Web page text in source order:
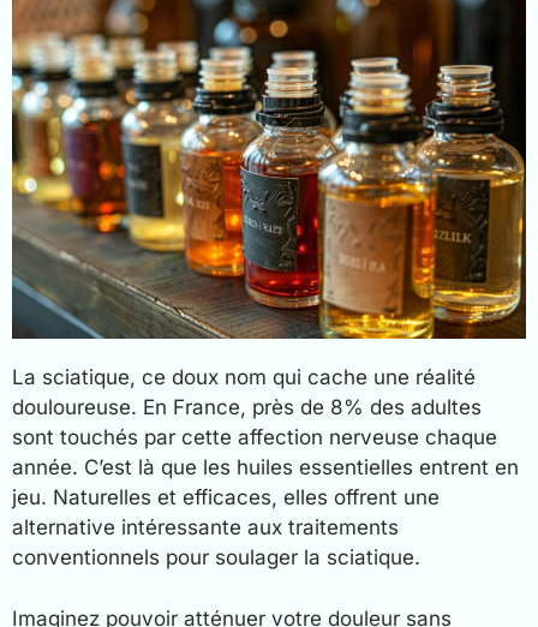
La sciatique, ce doux nom qui cache une réalité
douloureuse. En France, près de 8% des adultes
sont touchés par cette affection nerveuse chaque
année. C’est là que les huiles essentielles entrent en
jeu. Naturelles et efficaces, elles offrent une
alternative intéressante aux traitements
conventionnels pour soulager la sciatique.
Imaginez pouvoir atténuer votre douleur sans